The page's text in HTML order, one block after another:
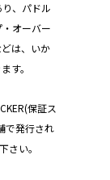
、パドル
オーバー
は、いか
す。
保証ス
で発行され
さい。